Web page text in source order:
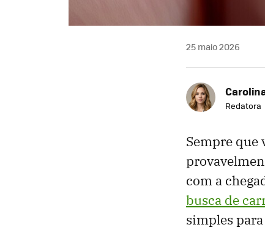
25 maio 2026
Redatora
Sempre que
com a
busca de
simples